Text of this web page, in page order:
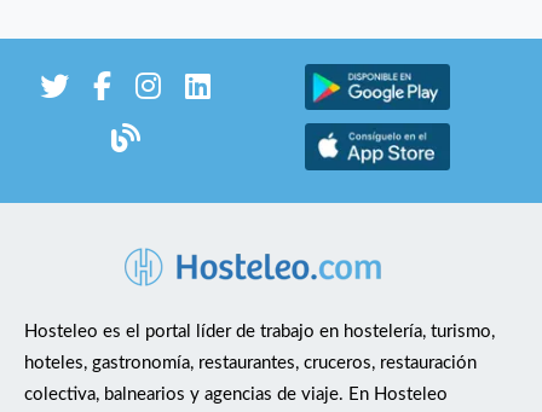
Hosteleo es el portal líder de trabajo en hostelería, turismo,
hoteles, gastronomía, restaurantes, cruceros, restauración
colectiva, balnearios y agencias de viaje. En Hosteleo